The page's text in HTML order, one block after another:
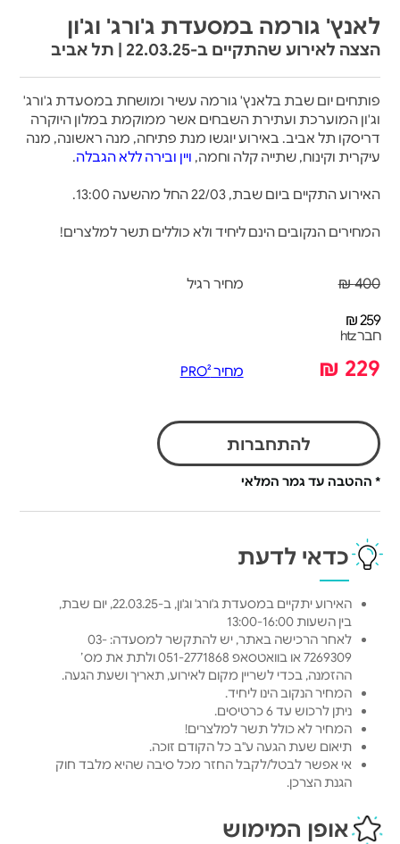
לאנץ' גורמה במסעדת ג'ורג' וג'ון
הצצה לאירוע שהתקיים ב-22.03.25 | תל אביב
פותחים יום שבת בלאנץ' גורמה עשיר ומושחת במסעדת ג'ורג'
וג'ון המוערכת ועתירת השבחים אשר ממוקמת במלון היוקרה
דריסקו תל אביב. באירוע יוגשו מנת פתיחה, מנה ראשונה, מנה
עיקרית וקינוח, שתייה קלה וחמה, ויין ובירה ללא הגבלה.
האירוע התקיים ביום שבת, 22/03 החל מהשעה 13:00.
המחירים הנקובים הינם ליחיד ולא כוללים תשר למלצרים!
400 ₪ מחיר רגיל
259 ₪
חבר htz
229 ₪ מחיר PRO²
להתחברות
* ההטבה עד גמר המלאי
כדאי לדעת
האירוע יתקיים במסעדת ג'ורג' וג'ון, ב-22.03.25, יום שבת,
בין השעות 13:00-16:00
לאחר הרכישה באתר, יש להתקשר למסעדה: 03-
7269309 או בוואטסאפ 051-2771868 ולתת את מס׳
ההזמנה, בכדי לשריין מקום לאירוע, תאריך ושעת הגעה.
המחיר הנקוב הינו ליחיד.
ניתן לרכוש עד 6 כרטיסים.
המחיר לא כולל תשר למלצרים!
תיאום שעת הגעה ע"ב כל הקודם זוכה.
אי אפשר לבטל/לקבל החזר מכל סיבה שהיא מלבד חוק
הגנת הצרכן.
אופן המימוש